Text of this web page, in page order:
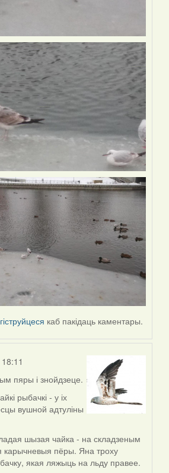
каб пакідаць каментары.
пяры і знойдзеце.
рыбачкі - у іх
вушной адтуліны
шызая чайка - на складзеным
карычневыя пёры. Яна троху
якая ляжыць на льду правее.